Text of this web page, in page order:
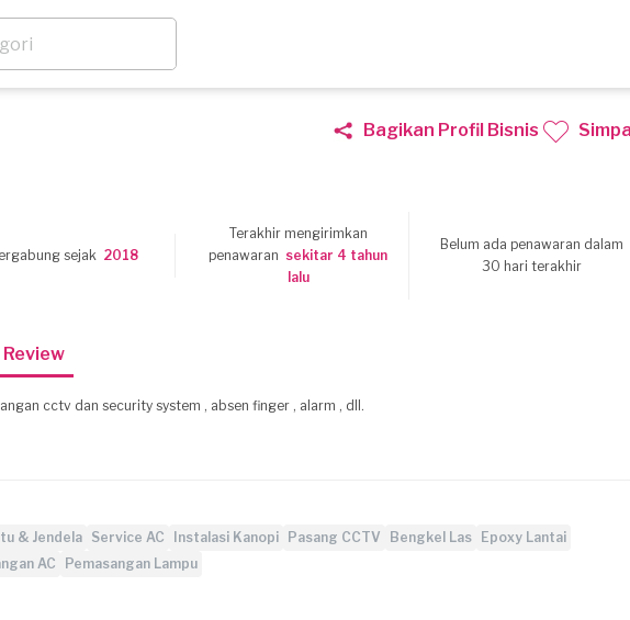
Bagikan Profil Bisnis
sejak 2018
Terakhir mengirimkan
penawaran sekitar 4 tahun
lalu
Belum ada penawaran dalam
30 hari terakhir
Review
cctv dan security system , absen finger , alarm , dll.
& Jendela Service AC Instalasi Kanopi Pasang CCTV Bengkel Las
Epoxy Lantai
AC Pemasangan Lampu